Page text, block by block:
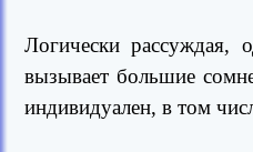
Логически рассуждая,
вызывает большие
индивидуален, в том